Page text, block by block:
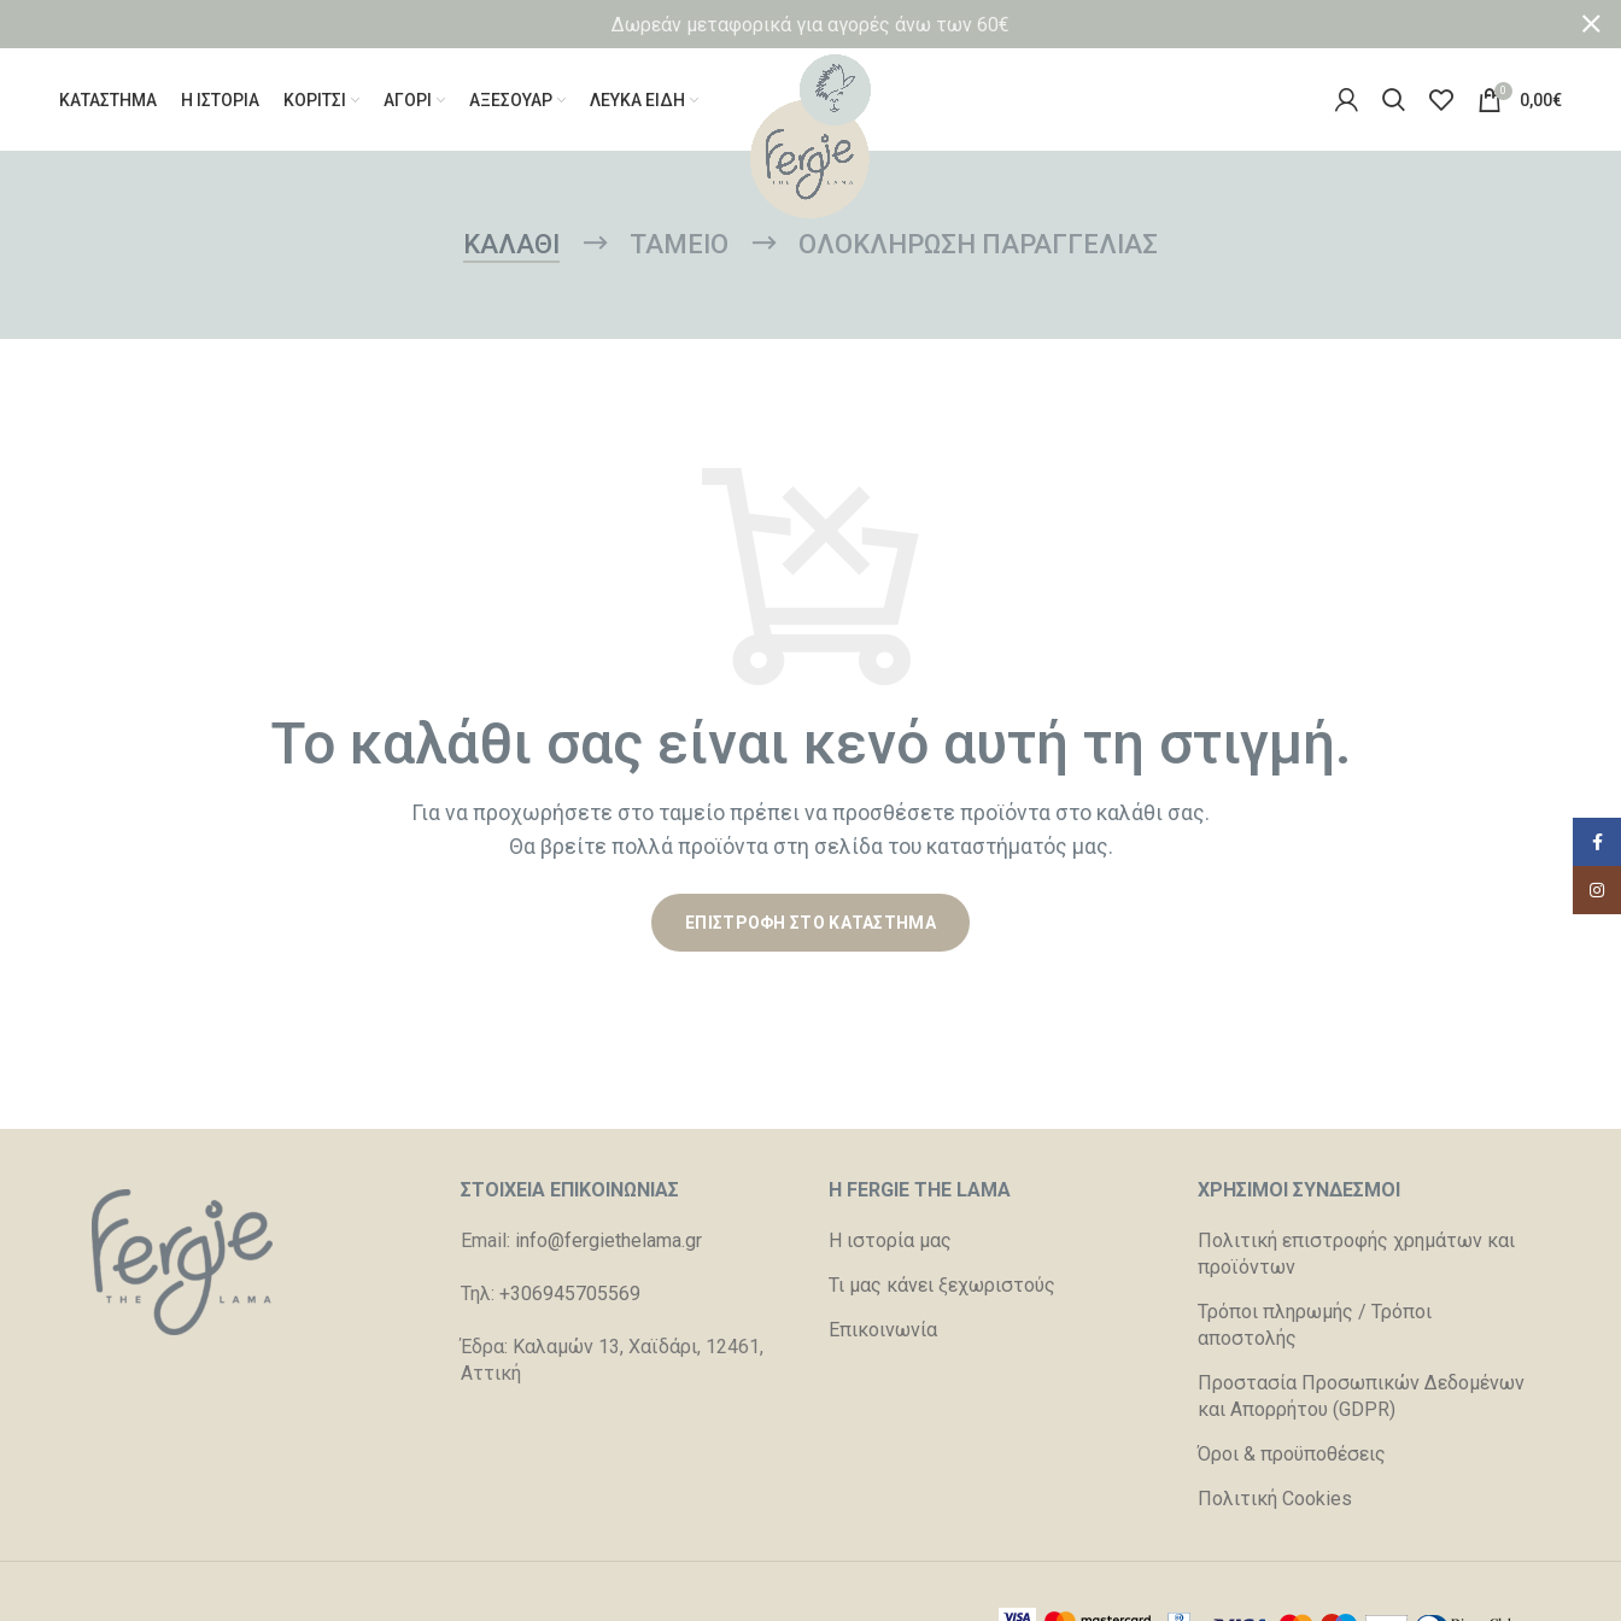
ΚΑΤΑΣΤΗΜΑ Η ΙΣΤΟΡΙΑ ΚΟΡΙΤΣΙ ΑΓΟΡΙ ΑΞΕΣΟΥΑΡ ΛΕΥΚΑ ΕΙΔΗ 0 0,00€
ΚΑΛΆΘΙ ΤΑΜΕΊΟ ΟΛΟΚΛΉΡΩΣΗ ΠΑΡΑΓΓΕΛΊΑΣ
Το καλάθι σας είναι κενό αυτή τη στιγμή.
Για να προχωρήσετε στο ταμείο πρέπει να προσθέσετε προϊόντα στο καλάθι σας.
Θα βρείτε πολλά προϊόντα στη σελίδα του καταστήματός μας.
ΕΠΙΣΤΡΟΦΉ ΣΤΟ ΚΑΤΆΣΤΗΜΑ
ΣΤΟΙΧΕΙΑ ΕΠΙΚΟΙΝΩΝΙΑΣ
Email: info@fergiethelama.gr
Τηλ: +306945705569
Έδρα: Καλαμών 13, Χαϊδάρι, 12461,
Αττική
Η FERGIE THE LAMA
Η ιστορία μας
Τι μας κάνει ξεχωριστούς
Επικοινωνία
ΧΡΉΣΙΜΟΙ ΣΎΝΔΕΣΜΟΙ
Πολιτική επιστροφής χρημάτων και
προϊόντων
Τρόποι πληρωμής / Τρόποι
αποστολής
Προστασία Προσωπικών Δεδομένων
και Απορρήτου (GDPR)
Όροι & προϋποθέσεις
Πολιτική Cookies
Δωρεάν μεταφορικά για αγορές άνω των 60€